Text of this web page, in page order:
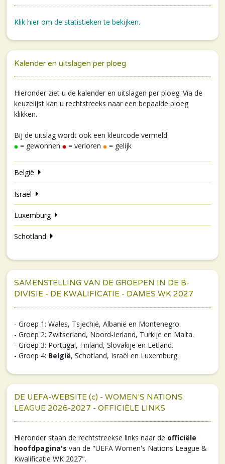
Klik hier om de statistieken te bekijken.
Kalender en uitslagen per ploeg
Hieronder ziet u de kalender en uitslagen per ploeg. Via de
keuzelijst kan u rechtstreeks naar een bepaalde ploeg
klikken.
Bij de uitslag wordt ook een kleurcode vermeld:
= gewonnen
= verloren = gelijk
België
Israël
Luxemburg
Schotland
SAMENSTELLING VAN DE GROEPEN IN DE B-
DIVISIE - DE KWALIFICATIE - DAMES WK 2027
- Groep 1: Wales, Tsjechië, Albanië en Montenegro.
- Groep 2: Zwitserland, Noord-Ierland, Turkije en Malta.
- Groep 3: Portugal, Finland, Slovakije en Letland.
- Groep 4: België, Schotland, Israël en Luxemburg.
DE UEFA-WEBSITE (c) - WOMEN'S NATIONS
LEAGUE 2026-2027 - OFFICIËLE LINKS
Hieronder staan de rechtstreekse links naar de officiële
hoofdpagina's van de "UEFA Women's Nations League &
Kwalificatie WK 2027".